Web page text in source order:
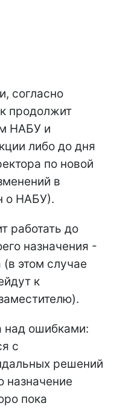
согласно
продолжит
НАБУ и
либо до дня
по новой
в
о НАБУ).
работать до
назначения -
этом случае
к
над ошибками:
с
решений
назначение
пока